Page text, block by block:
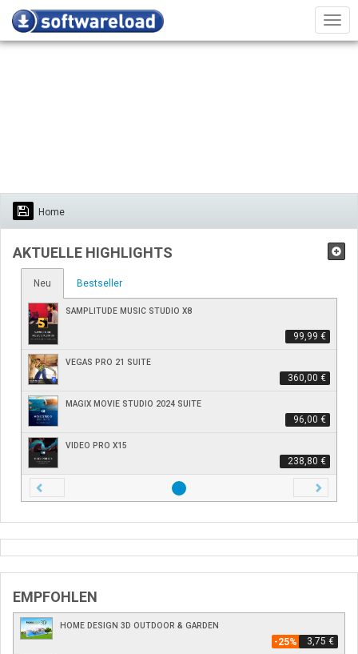
Home
AKTUELLE HIGHLIGHTS
Neu Bestseller
SAMPLITUDE MUSIC STUDIO X8
99,99 €
VEGAS PRO 21 SUITE
360,00 €
MAGIX MOVIE STUDIO 2024 SUITE
96,00 €
VIDEO PRO X15
238,80 €
EMPFOHLEN
HOME DESIGN 3D OUTDOOR & GARDEN
-25% 3,75 €